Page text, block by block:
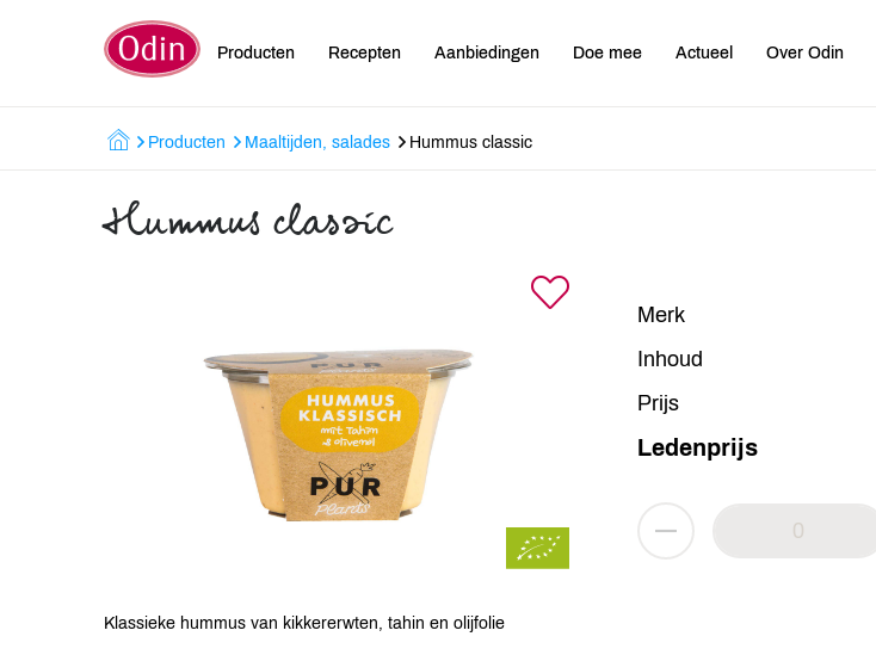
Producten Recepten Aanbiedingen Doe mee Actueel Over Odin
Producten Maaltijden, salades Hummus classic
Hummus classic
Merk
Inhoud
Prijs
Ledenprijs
Klassieke hummus van kikkererwten, tahin en olijfolie